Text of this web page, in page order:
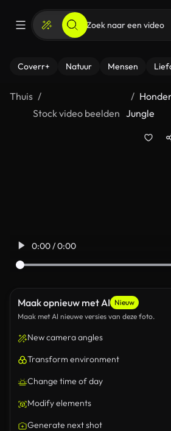
Coverr+ Natuur Mensen
Thuis
Stock video beelden Jungle
0:00 / 0:00
Maak opnieuw met AI Nieuw
Maak met AI nieuwe versies van deze foto.
New camera angles
Transform environment
Change time of day
Modify elements
Generate next shot